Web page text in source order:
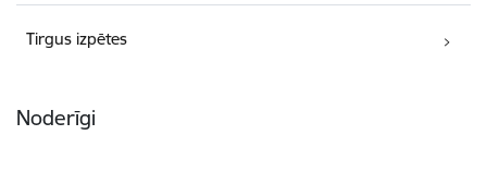
Tirgus izpētes
Noderīgi